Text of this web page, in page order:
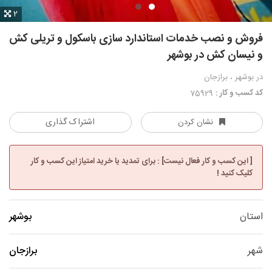
2
فروش و نصب خدمات استاندارد سازی باسکول و تریلی کش
و نیسان کش در بوشهر
در بوشهر ، برازجان
کد کسب و کار :
نشان کردن اشتراک گذاری
[ این کسب و کار فعال نیست] : برای تمدید یا خرید امتیاز این کسب و کار
کلیک کنید !
استان بوشهر
شهر برازجان